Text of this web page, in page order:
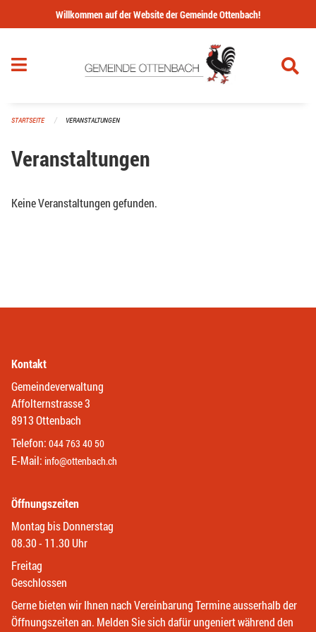
Navigation überspringen
Willkommen auf der Website der Gemeinde Ottenbach!
STARTSEITE VERANSTALTUNGEN
Veranstaltungen
Keine Veranstaltungen gefunden.
Kontakt
Gemeindeverwaltung
Affolternstrasse 3
8913 Ottenbach
Telefon: 044 763 40 50
E-Mail: info@ottenbach.ch
Öffnungszeiten
Montag bis Donnerstag
08.30 - 11.30 Uhr
Freitag
Geschlossen
Gerne bieten wir Ihnen nach Vereinbarung Termine ausserhalb der
Öffnungszeiten an. Melden Sie sich dafür ungeniert während den